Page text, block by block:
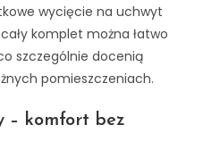
wycięcie na uchwyt
komplet można łatwo
szczególnie docenią
pomieszczeniach.
– komfort bez